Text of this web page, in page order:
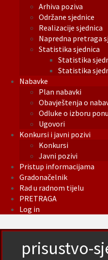
Arhiva poziva
Održane sjednice
Realizacije sjednica
Napredna pretraga
Statistika sjednica
Statistika
Statistika
Nabavke
Plan nabavki
Obavještenja o
Odluke o izboru
Ugovori
Konkursi i javni pozivi
Konkursi
Javni pozivi
Pristup informacijama
Gradonačelnik
Rad u radnom tijelu
PRETRAGA
Log in
prisustvo-